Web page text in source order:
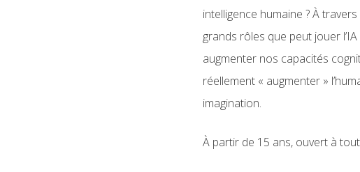
intelligence humaine ? À
grands rôles que peut jouer
augmenter nos capacités
réellement « augmenter »
imagination.
À partir de 15 ans, ouvert à